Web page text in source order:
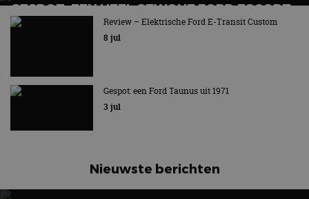
GESPOT: EEN HEEL GEWONE FORD ESCORT
ESTATE UIT 1977
Nu eens geen rallyauto
Review – Elektrische Ford E-Transit Custom
8 jul
Gespot: een Ford Taunus uit 1971
3 jul
Nieuwste berichten